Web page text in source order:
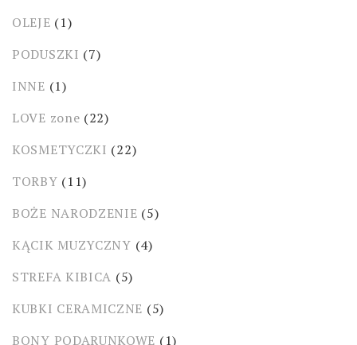
OLEJE (1)
PODUSZKI (7)
INNE (1)
LOVE zone (22)
KOSMETYCZKI (22)
TORBY (11)
BOŻE NARODZENIE (5)
KĄCIK MUZYCZNY (4)
STREFA KIBICA (5)
KUBKI CERAMICZNE (5)
BONY PODARUNKOWE (1)